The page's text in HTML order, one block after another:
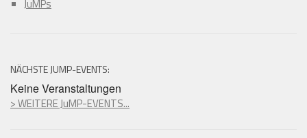
JuMPs
NÄCHSTE JUMP-EVENTS:
Keine Veranstaltungen
> WEITERE JuMP-EVENTS...